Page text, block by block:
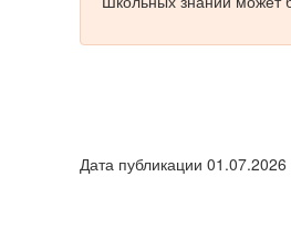
Дата публикации 01.07.2026